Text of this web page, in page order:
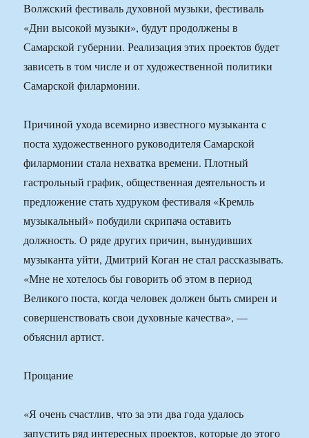
Волжский фестиваль духовной музыки, фестиваль
«Дни высокой музыки», будут продолжены в
Самарской губернии. Реализация этих проектов будет
зависеть в том числе и от художественной политики
Самарской филармонии.
Причиной ухода всемирно известного музыканта с
поста художественного руководителя Самарской
филармонии стала нехватка времени. Плотный
гастрольный график, общественная деятельность и
предложение стать худруком фестиваля «Кремль
музыкальный» побудили скрипача оставить
должность. О ряде других причин, вынудивших
музыканта уйти, Дмитрий Коган не стал рассказывать.
«Мне не хотелось бы говорить об этом в период
Великого поста, когда человек должен быть смирен и
совершенствовать свои духовные качества», —
объяснил артист.
Прощание
«Я очень счастлив, что за эти два года удалось
запустить ряд интересных проектов, которые до этого